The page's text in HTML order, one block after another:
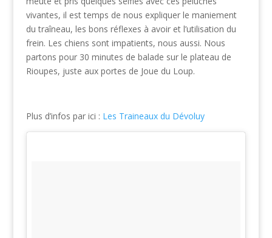
vivantes, il est temps de nous expliquer le maniement
du traîneau, les bons réflexes à avoir et l’utilisation du
frein. Les chiens sont impatients, nous aussi. Nous
partons pour 30 minutes de balade sur le plateau de
Rioupes, juste aux portes de Joue du Loup.
Plus d’infos par ici : Les Traineaux du Dévoluy